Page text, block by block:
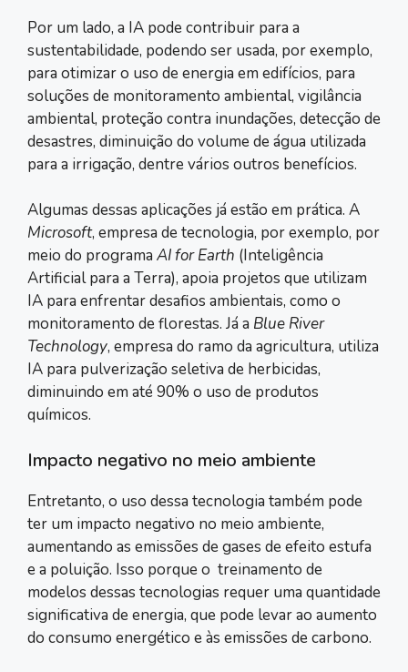
Por um lado, a IA pode contribuir para a
sustentabilidade, podendo ser usada, por exemplo,
para otimizar o uso de energia em edifícios, para
soluções de monitoramento ambiental, vigilância
ambiental, proteção contra inundações, detecção de
desastres, diminuição do volume de água utilizada
para a irrigação, dentre vários outros benefícios.
Algumas dessas aplicações já estão em prática. A
Microsoft, empresa de tecnologia, por exemplo, por
meio do programa AI for Earth (Inteligência
Artificial para a Terra), apoia projetos que utilizam
IA para enfrentar desafios ambientais, como o
monitoramento de florestas. Já a Blue River
Technology, empresa do ramo da agricultura, utiliza
IA para pulverização seletiva de herbicidas,
diminuindo em até 90% o uso de produtos
químicos.
Impacto negativo no meio ambiente
Entretanto, o uso dessa tecnologia também pode
ter um impacto negativo no meio ambiente,
aumentando as emissões de gases de efeito estufa
e a poluição. Isso porque o treinamento de
modelos dessas tecnologias requer uma quantidade
significativa de energia, que pode levar ao aumento
do consumo energético e às emissões de carbono.